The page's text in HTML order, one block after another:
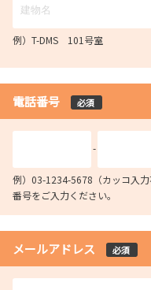
例）T-DMS 101号室
電話番号 必須
-
例）03-1234-5678（カッコ入
番号をご入力ください。
メールアドレス 必須